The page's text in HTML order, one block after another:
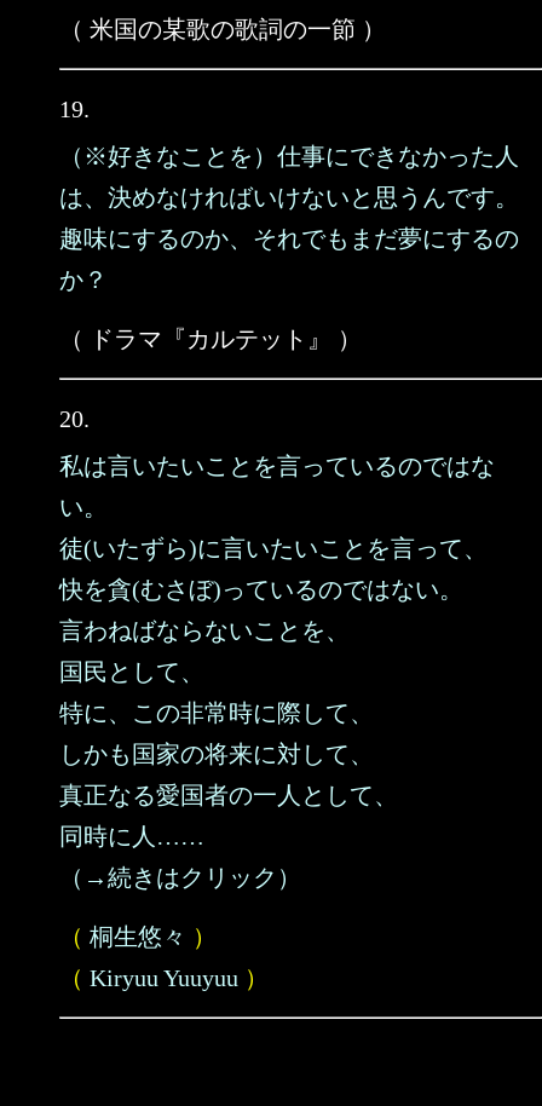
（ 米国の某歌の歌詞の一節 ）
19.
（※好きなことを）仕事にできなかった人
は、決めなければいけないと思うんです。
趣味にするのか、それでもまだ夢にするの
か？
（ ドラマ『カルテット』 ）
20.
私は言いたいことを言っているのではな
い。
徒(いたずら)に言いたいことを言って、
快を貪(むさぼ)っているのではない。
言わねばならないことを、
国民として、
特に、この非常時に際して、
しかも国家の将来に対して、
真正なる愛国者の一人として、
同時に人……
（→続きはクリック）
（ 桐生悠々 ）
（ Kiryuu Yuuyuu ）